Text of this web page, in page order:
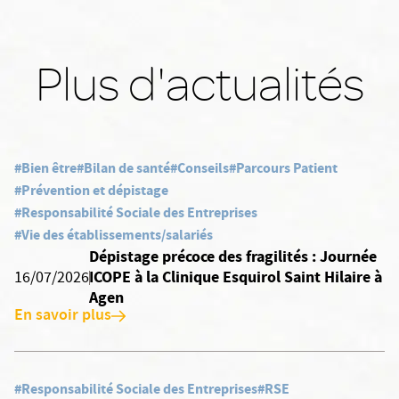
Plus d'actualités
#Bien être#Bilan de santé#Conseils#Parcours Patient
#Prévention et dépistage
#Responsabilité Sociale des Entreprises
#Vie des établissements/salariés
16/07/2026
Dépistage précoce des fragilités : Journée
ICOPE à la Clinique Esquirol Saint Hilaire à
Agen
En savoir plus
#Responsabilité Sociale des Entreprises#RSE